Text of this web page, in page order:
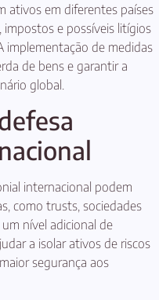
ativos em diferentes países
impostos e possíveis litígios
implementação de medidas
de bens e garantir a
global.
internacional podem
como trusts, sociedades
nível adicional de
a isolar ativos de riscos
segurança aos